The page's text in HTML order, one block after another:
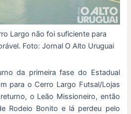
Largo não foi suficiente para
Foto: Jornal O Alto Uruguai
da primeira fase do Estadual
para o Cerro Largo Futsal/Lojas
o Leão Missioneiro, então
Rodeio Bonito e lá perdeu pelo